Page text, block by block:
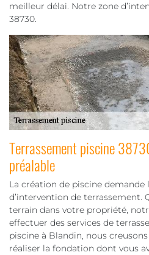
meilleur délai. Notre zone
38730.
Terrassement piscine
préalable
La création de piscine demande
d’intervention de terrassement.
terrain dans votre propriété,
effectuer des services de
piscine à Blandin, nous
réaliser la fondation dont vous